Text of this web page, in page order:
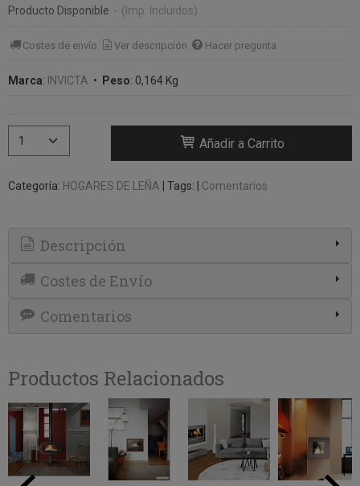
Producto Disponible - (Imp. Incluidos)
Costes de envío Ver descripción Hacer pregunta
Marca: INVICTA • Peso: 0,164 Kg
Añadir a Carrito
Categoría: HOGARES DE LEÑA | Tags: | Comentarios
Descripción
Costes de Envío
Comentarios
Productos Relacionados